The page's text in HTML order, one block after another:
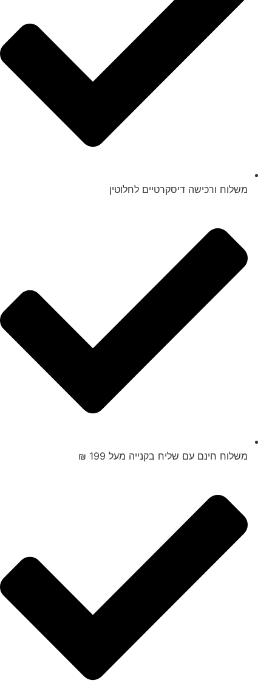
משלוח ורכישה דיסקרטיים לחלוטין
משלוח חינם עם שליח בקנייה מעל 199 ₪